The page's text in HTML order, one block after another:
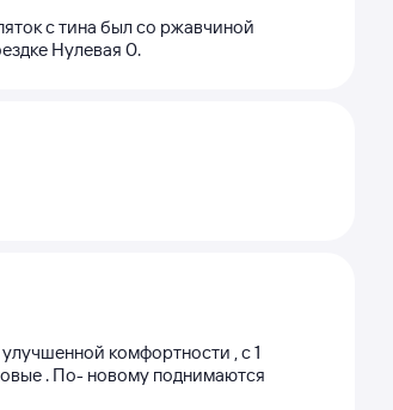
с тина был со ржавчиной
Нулевая 0.
комфортности , с 1
. По- новому поднимаются